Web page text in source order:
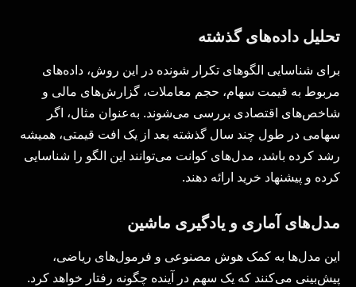
تحلیل داده‌های گذشته
برای شناسایی الگوهای تکرار شونده در این روش، داده‌های
مربوط به قیمت سهام، حجم معاملات، گزارش‌های مالی و
شاخص‌های اقتصادی بررسی می‌شوند. به‌عنوان مثال، اگر
سهامی در طول چند سال گذشته بعد از یک افت قیمتی، همیشه
رشد کرده باشد، مدل‌های کوانت می‌توانند این الگو را شناسایی
کرده و پیشنهاد خرید ارائه دهند.
مدل‌های آماری و یادگیری ماشین
این مدل‌ها به کمک هوش مصنوعی و فرمول‌های ریاضی،
پیش‌بینی می‌کنند که یک سهم در آینده چگونه رفتار خواهد کرد.